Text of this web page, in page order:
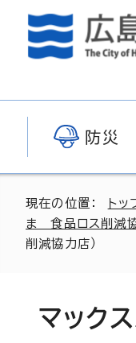
防災
現在の位置： トッ
ま 食品ロス削減
削減協力店）
マック